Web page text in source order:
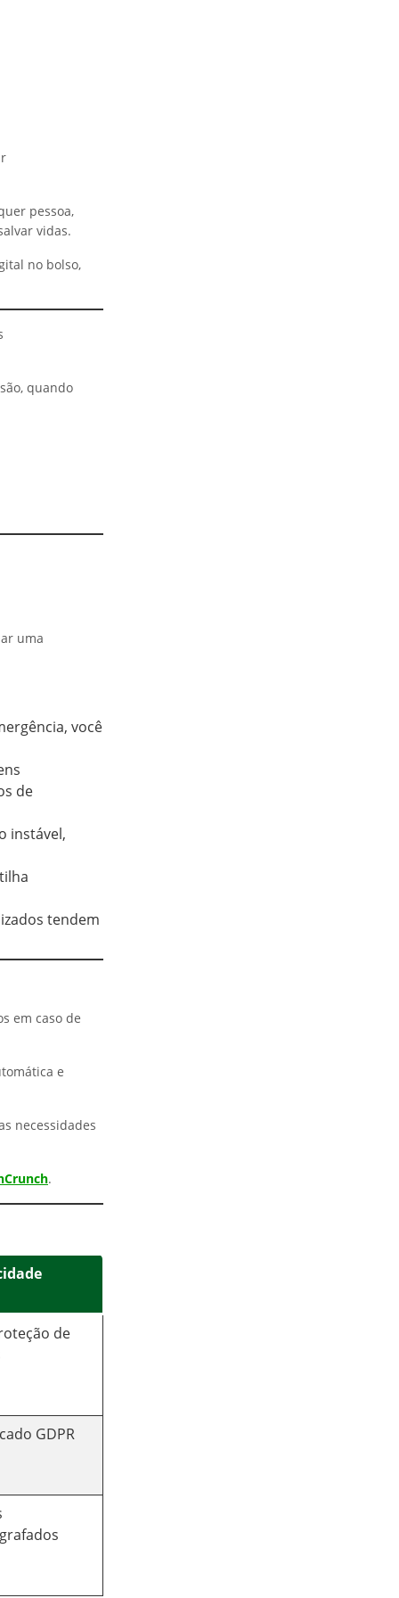
pessoa,
vidas.
no bolso,
quando
uma
você
de
instável,
tendem
em caso de
e
necessidades
.
de
GDPR